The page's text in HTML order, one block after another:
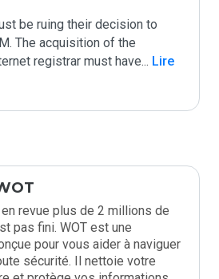
be ruing their decision to
The acquisition of the
registrar must have... Lire
revue plus de 2 millions de
pas fini. WOT est une
pour vous aider à naviguer
sécurité. Il nettoie votre